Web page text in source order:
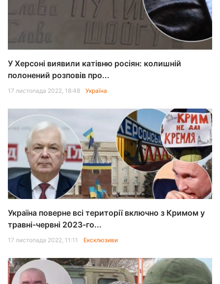
У Херсоні виявили катівню росіян: колишній
полонений розповів про...
17 листопада 2022, 18:48 Україна
Україна поверне всі території включно з Кримом у
травні-червні 2023-го...
17 листопада 2022, 11:11 Ексклюзиви